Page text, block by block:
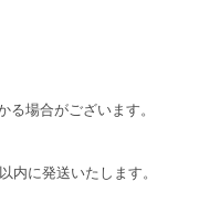
る場合がございます。
内に発送いたします。